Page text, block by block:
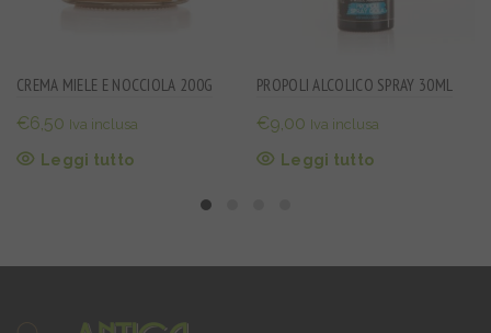
CREMA MIELE E NOCCIOLA 200G
€6,50 Iva inclusa
Leggi tutto
PROPOLI ALCOLICO SPRAY 30ML
€9,00 Iva inclusa
Leggi tutto